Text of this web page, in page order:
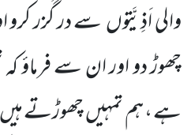
والی اَذِیَّتوں سے در گُزر
چھوڑ دو اور ان سے فرماؤ
ہے ، ہم تمہیں چھوڑتے